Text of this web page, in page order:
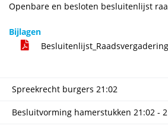
Openbare en besloten besluitenlijst
Bijlagen
Spreekrecht burgers 21:02
Besluitvorming hamerstukken 21:02 -